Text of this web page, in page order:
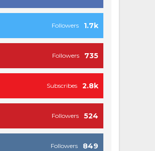
1.7k
Followers
735
Followers
2.8k
Subscribes
524
Followers
849
Followers